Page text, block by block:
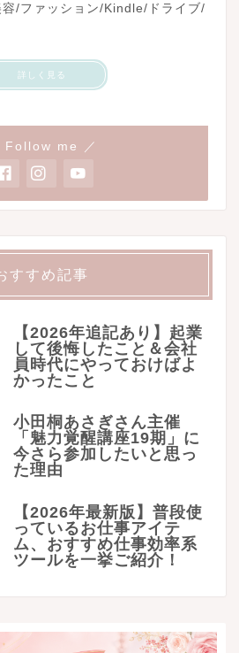
/ファッション/Kindle/ドライブ/
詳しく見る
Follow me ／
すすめ記事
【2026年追記あり】起業
して後悔したこと＆会社
員時代にやっておけばよ
かったこと
小田桐あさぎさん主催
「魅力覚醒講座19期」に
今さら参加したいと思っ
た理由
【2026年最新版】普段使
っているお仕事アイテ
ム、おすすめ仕事効率系
ツールを一挙ご紹介！